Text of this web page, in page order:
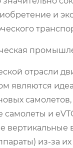
и
отрасли
являются
самолетов,
самолеты и
вертикальные
из-за